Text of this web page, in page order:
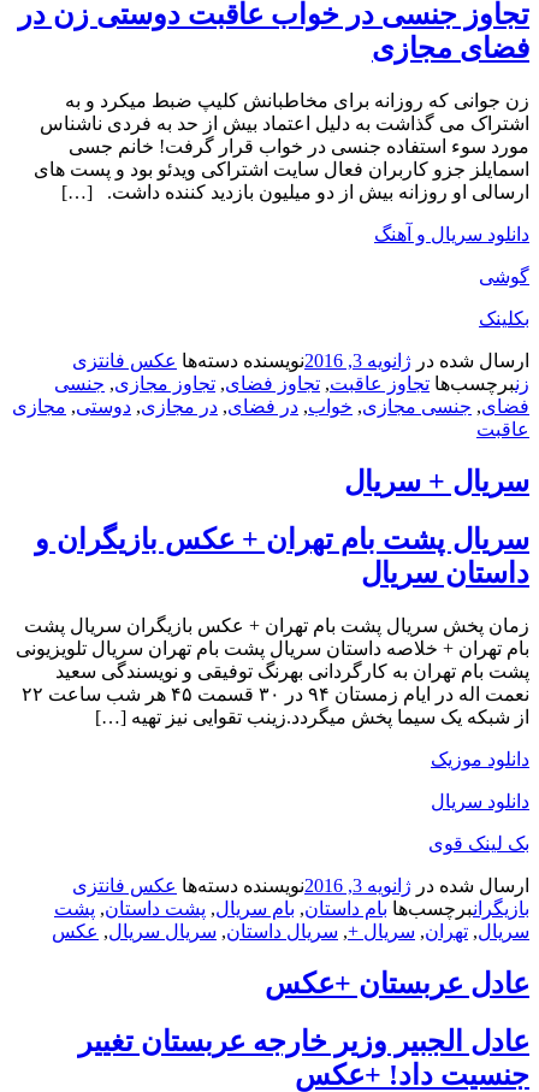
تجاوز جنسی در خواب عاقبت دوستی زن در
فضای مجازی
زن جوانی که روزانه برای مخاطبانش کلیپ ضبط میکرد و به
اشتراک می گذاشت به دلیل اعتماد بیش از حد به فردی ناشناس
مورد سوء استفاده جنسی در خواب قرار گرفت! خانم جسی
اسمایلز جزو کاربران فعال سایت اشتراکی ویدئو بود و پست های
ارسالی او روزانه بیش از دو میلیون بازدید کننده داشت. […]
دانلود سریال و آهنگ
گوشی
بکلینک
ارسال شده در ژانویه 3, 2016 نویسنده دسته‌ها عکس فانتزی
زنبرچسب‌ها تجاوز عاقبت, تجاوز فضای, تجاوز مجازی, جنسی
فضای, جنسی مجازی, خواب, در فضای, در مجازی, دوستی, مجازی
عاقبت
سریال + سریال
سریال پشت بام تهران + عکس بازیگران و
داستان سریال
زمان پخش سریال پشت بام تهران + عکس بازیگران سریال پشت
بام تهران + خلاصه داستان سریال پشت بام تهران سریال تلویزیونی
پشت بام تهران به کارگردانی بهرنگ توفیقی و نویسندگی سعید
نعمت اله در ایام زمستان ۹۴ در ۳۰ قسمت ۴۵ هر شب ساعت ۲۲
از شبکه یک سیما پخش میگردد.زینب تقوایی نیز تهیه […]
دانلود موزیک
دانلود سریال
بک لینک قوی
ارسال شده در ژانویه 3, 2016 نویسنده دسته‌ها عکس فانتزی
بازیگرانبرچسب‌ها بام داستان, بام سریال, پشت داستان, پشت
سریال, تهران, سریال +, سریال داستان, سریال سریال, عکس
عادل عربستان +عکس
عادل الجبیر وزیر خارجه عربستان تغییر
جنسیت داد! +عکس